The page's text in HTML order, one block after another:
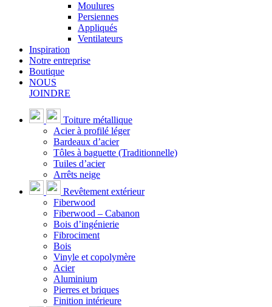
Moulures
Persiennes
Appliqués
Ventilateurs
Inspiration
Notre entreprise
Boutique
NOUS
JOINDRE
Toiture métallique
Acier à profilé léger
Bardeaux d’acier
Tôles à baguette (Traditionnelle)
Tuiles d’acier
Arrêts neige
Revêtement extérieur
Fiberwood
Fiberwood – Cabanon
Bois d’ingénierie
Fibrociment
Bois
Vinyle et copolymère
Acier
Aluminium
Pierres et briques
Finition intérieure